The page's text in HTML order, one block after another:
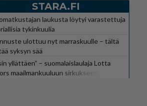
STARA.FI
laukusta löytyi varastettuja
tykinkuulia
ulottuu nyt marraskuulle – tältä
syksyn sää
yllättäen” – suomalaislaulaja Lotta
maailmankuuluun sirkukseen